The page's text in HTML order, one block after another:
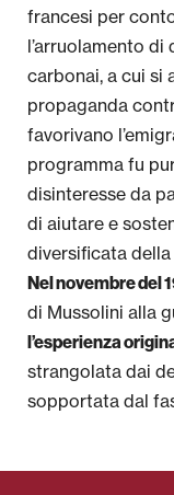
francesi per
l’arruolamento
carbonai, a cui si
propaganda
favorivano
programma fu
disinteresse da
di aiutare e
diversificata della
Nel novembre del
di Mussolini alla
l’esperienza
strangolata dai
sopportata dal